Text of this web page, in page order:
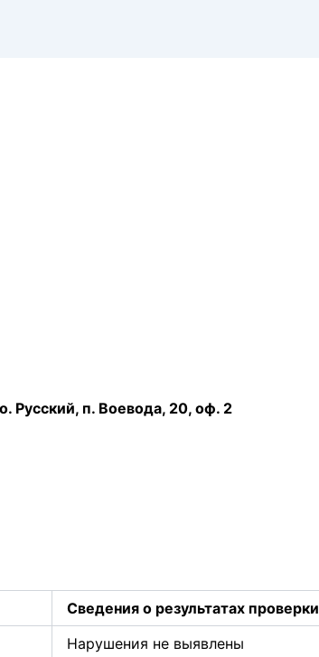
Русский, п. Воевода, 20, оф. 2
Сведения о результатах проверки
Нарушения не выявлены